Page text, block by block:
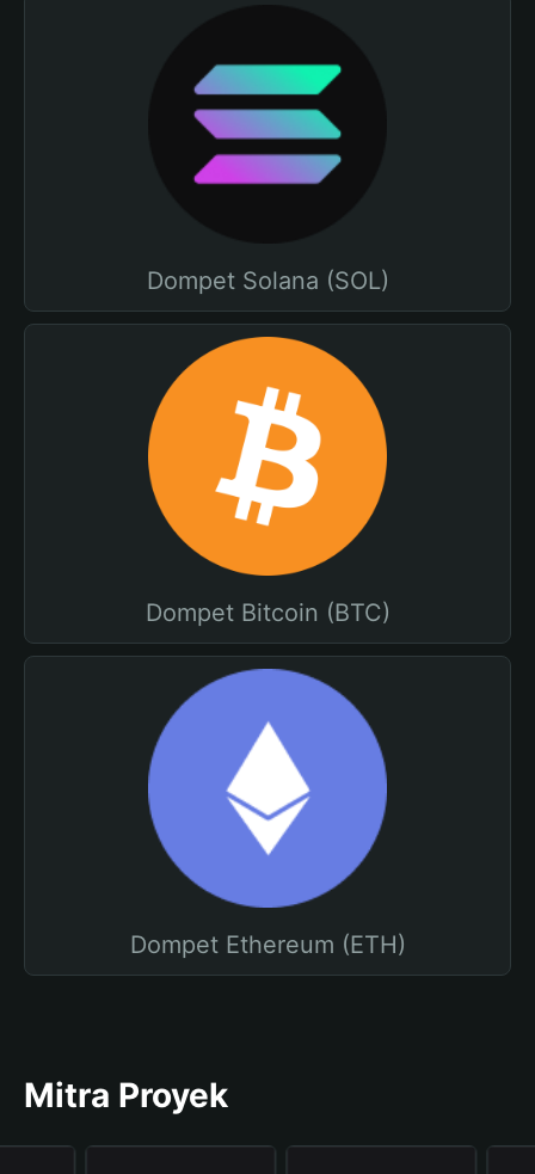
Dompet Solana (SOL)
Dompet Bitcoin (BTC)
Dompet Ethereum (ETH)
Mitra Proyek